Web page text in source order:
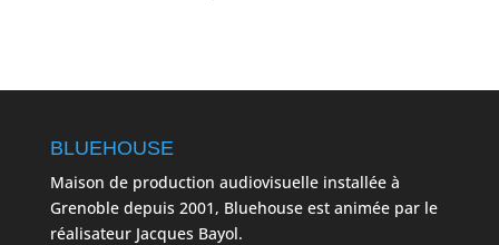
BLUEHOUSE
Maison de production audiovisuelle installée à
Grenoble depuis 2001, Bluehouse est animée par le
réalisateur Jacques Bayol.